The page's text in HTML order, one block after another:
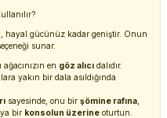
hayal gücünüz kadar geniştir. Onun
sunar.
en göz alıcı dalıdır.
yakın bir dala asıldığında
sayesinde, onu birşömine rafına
bir konsolun üzerine oturtun.